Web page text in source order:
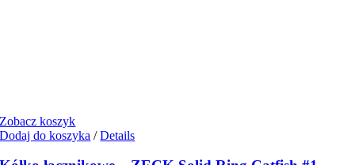
Zobacz koszyk
Dodaj do koszyka / Details